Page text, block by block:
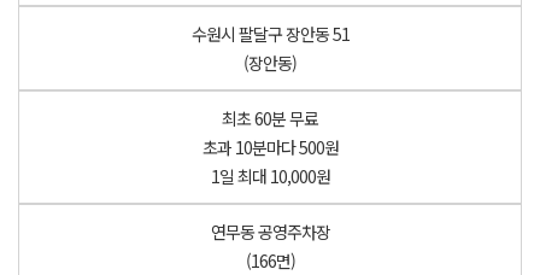
수원시 팔달구 장안동 51
(장안동)
최초 60분 무료
초과 10분마다 500원
1일 최대 10,000원
연무동 공영주차장
(166면)